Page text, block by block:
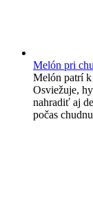
Melón pri
Melón patrí
Osviežuje,
nahradiť aj
počas